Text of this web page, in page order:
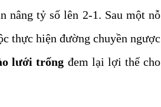
nâng tỷ số lên 2-1. Sau một nỗ
thực hiện đường chuyền ngược
lưới trống đem lại lợi thế cho